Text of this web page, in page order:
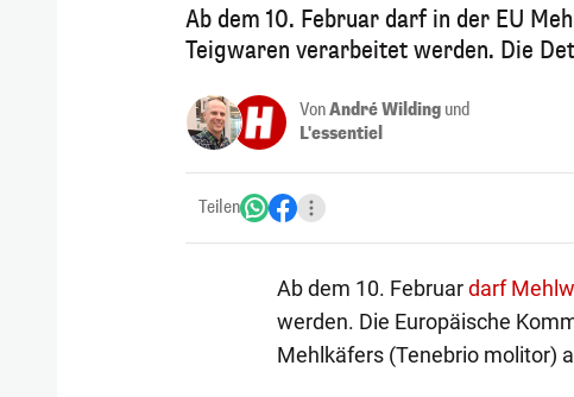
Ab dem 10. Februar darf in der EU
Teigwaren verarbeitet werden. Die
VonAndré Wilding und
L'essentiel
Teilen
Ab dem 10. Februardarf
werden. Die Europäische
Mehlkäfers (Tenebrio molitor)